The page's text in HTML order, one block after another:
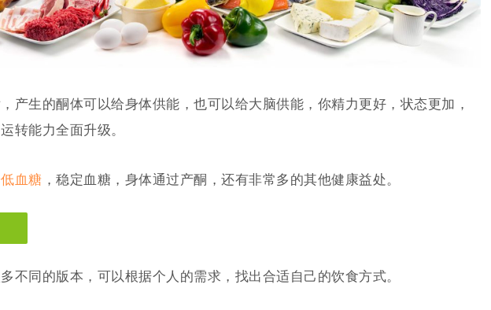
产生的酮体可以给身体供能，也可以给大脑供能，你精力更好，状态更加，
转能力全面升级。
低血糖 ，稳定血糖，身体通过产酮，还有非常多的其他健康益处。
不同的版本，可以根据个人的需求，找出合适自己的饮食方式。